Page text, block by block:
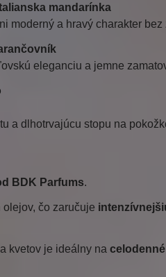
mandarínka
moderný a hravý charakter
eleganciu a jemne
a dlhotrvajúcu stopu na
BDK Parfums.
čo zaručuje
kvetov je ideálny na